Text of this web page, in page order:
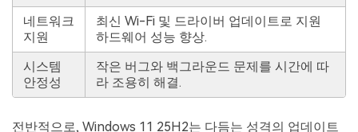
네트워크
지원
최신 Wi-Fi 및 드라이버 업데이트로 지원
하드웨어 성능 향상.
시스템
안정성
작은 버그와 백그라운드 문제를 시간에 따
라 조용히 해결.
전반적으로, Windows 11 25H2는 다듬는 성격의 업데이트